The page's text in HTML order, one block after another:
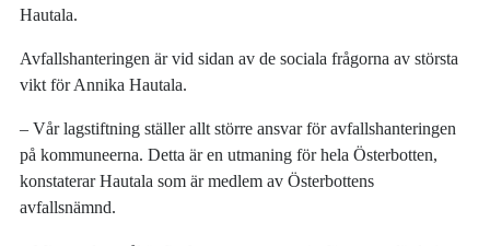
Hautala.
Avfallshanteringen är vid sidan av de sociala frågorna av största
vikt för Annika Hautala.
– Vår lagstiftning ställer allt större ansvar för avfallshanteringen
på kommuneerna. Detta är en utmaning för hela Österbotten,
konstaterar Hautala som är medlem av Österbottens
avfallsnämnd.